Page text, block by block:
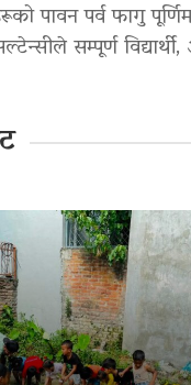
पावन पर्व फागु
सम्पूर्ण